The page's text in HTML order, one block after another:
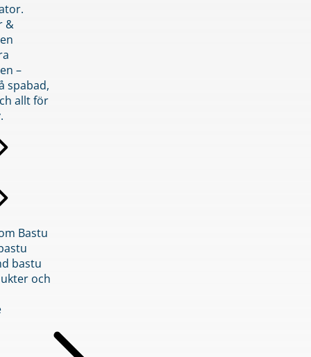
&
–
spabad,
allt för
Bastu
bastu
och